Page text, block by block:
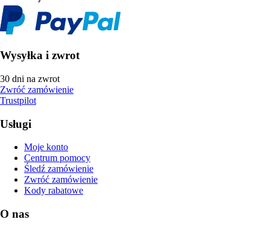
Wysyłka i zwrot
30 dni na zwrot
Zwróć zamówienie
Trustpilot
Usługi
Moje konto
Centrum pomocy
Śledź zamówienie
Zwróć zamówienie
Kody rabatowe
O nas